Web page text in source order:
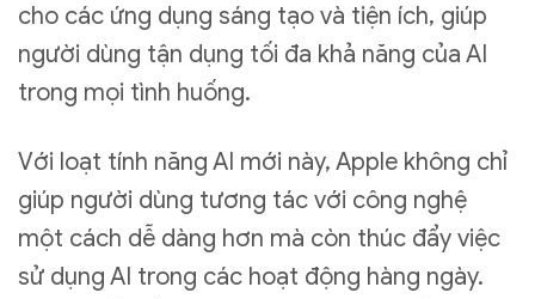
cho các ứng dụng sáng tạo và tiện ích, giúp
người dùng tận dụng tối đa khả năng của AI
trong mọi tình huống.
Với loạt tính năng AI mới này, Apple không chỉ
giúp người dùng tương tác với công nghệ
một cách dễ dàng hơn mà còn thúc đẩy việc
sử dụng AI trong các hoạt động hàng ngày.